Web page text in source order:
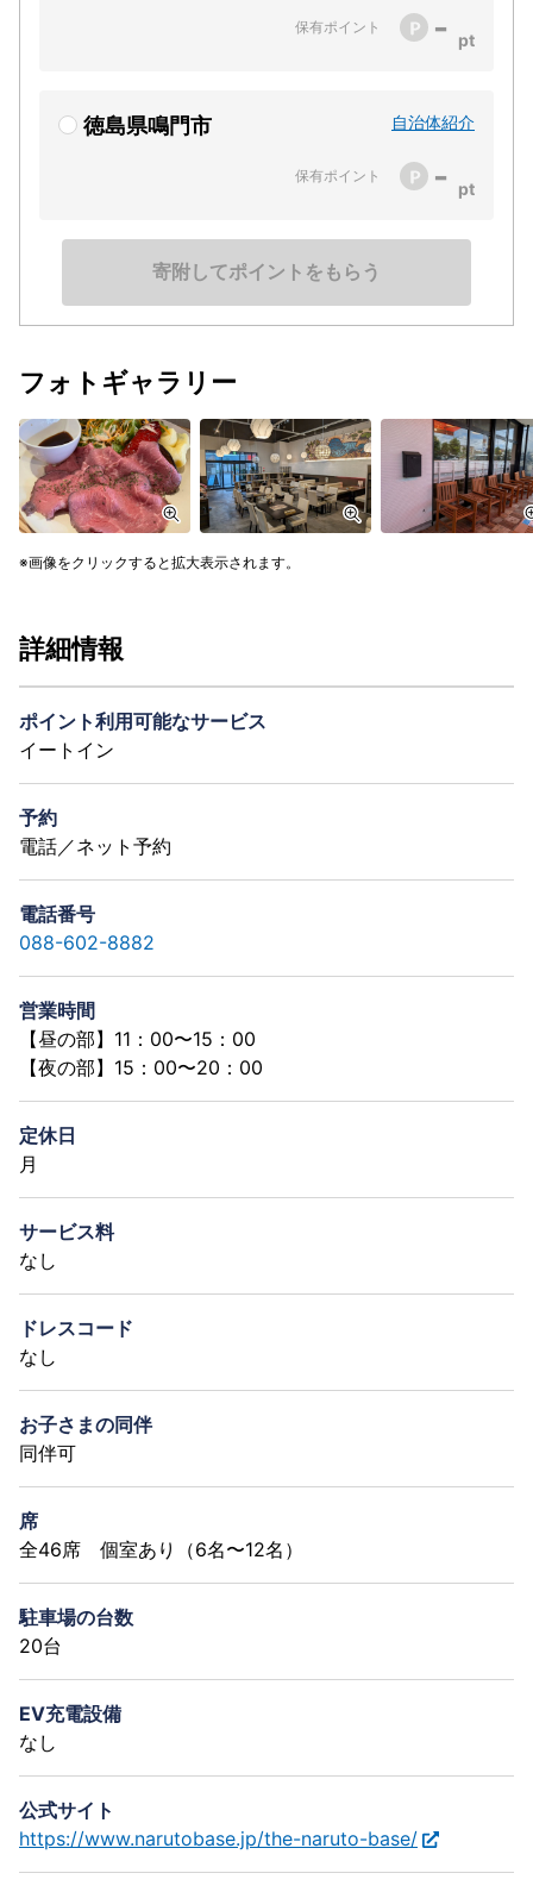
保有ポイント -
徳島県鳴門市 自治体紹介
保有ポイント -
寄附してポイントをもらう
フォトギャラリー
画像をクリックすると拡大表示されます。
詳細情報
ポイント利用可能なサービス
イートイン
予約
電話／ネット予約
電話番号
088-602-8882
営業時間
【昼の部】11：00〜15：00
【夜の部】15：00〜20：00
定休日
月
サービス料
なし
ドレスコード
なし
お子さまの同伴
同伴可
席
全46席 個室あり（6名〜12名）
駐車場の台数
20台
EV充電設備
なし
公式サイト
https://www.narutobase.jp/the-naruto-base/